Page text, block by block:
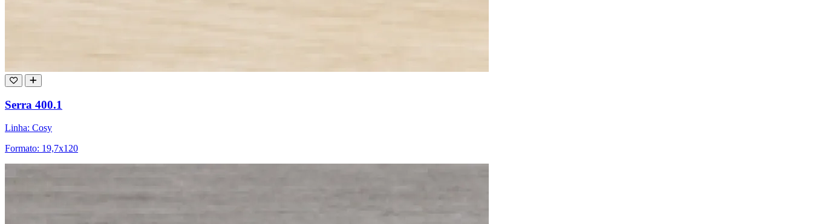
Serra 400.1
Linha: Cosy
Formato: 19,7x120